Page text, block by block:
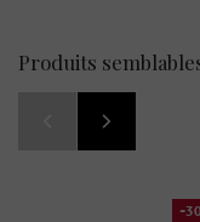
Produits
-